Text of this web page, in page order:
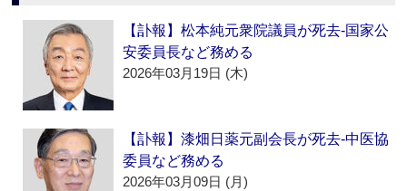
【訃報】松本純元衆院議員が死去‐国家公
安委員長など務める
2026年03月19日 (木)
【訃報】漆畑日薬元副会長が死去‐中医協
委員など務める
2026年03月09日 (月)